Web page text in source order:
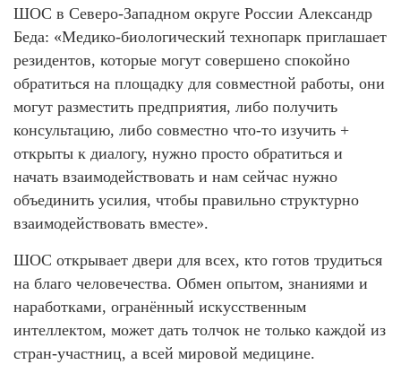
ШОС в Северо-Западном округе России Александр
Беда: «Медико-биологический технопарк приглашает
резидентов, которые могут совершено спокойно
обратиться на площадку для совместной работы, они
могут разместить предприятия, либо получить
консультацию, либо совместно что-то изучить +
открыты к диалогу, нужно просто обратиться и
начать взаимодействовать и нам сейчас нужно
объединить усилия, чтобы правильно структурно
взаимодействовать вместе».
ШОС открывает двери для всех, кто готов трудиться
на благо человечества. Обмен опытом, знаниями и
наработками, огранённый искусственным
интеллектом, может дать толчок не только каждой из
стран-участниц, а всей мировой медицине.